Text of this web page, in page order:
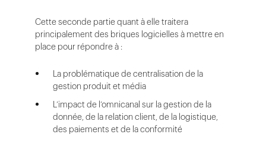
Cette seconde partie quant à elle traitera
principalement des briques logicielles à mettre en
place pour répondre à :
La problématique de centralisation de la
gestion produit et média
L’impact de l’omnicanal sur la gestion de la
donnée, de la relation client, de la logistique,
des paiements et de la conformité